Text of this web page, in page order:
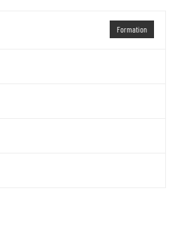
Formation